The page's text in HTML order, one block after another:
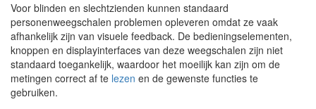
Voor blinden en slechtzienden kunnen standaard
personenweegschalen problemen opleveren omdat ze vaak
afhankelijk zijn van visuele feedback. De bedieningselementen,
knoppen en displayinterfaces van deze weegschalen zijn niet
standaard toegankelijk, waardoor het moeilijk kan zijn om de
metingen correct af te lezen en de gewenste functies te
gebruiken.